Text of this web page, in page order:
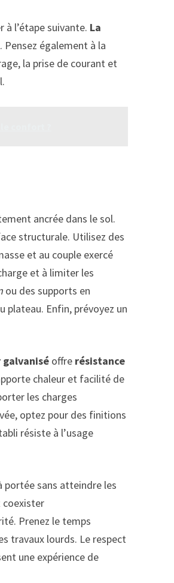
à l’étape suivante. La
également à la
la prise de courant et
ancrée dans le sol.
structurale. Utilisez des
et au couple exercé
et à limiter les
ou des supports en
plateau. Enfin, prévoyez un
galvanisé offre résistance
chaleur et facilité de
les charges
optez pour des finitions
résiste à l’usage
portée sans atteindre les
coexister
Prenez le temps
travaux lourds. Le respect
une expérience de